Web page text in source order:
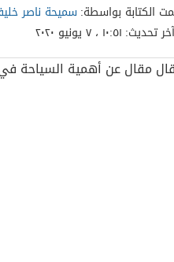
الكتابة بواسطة:سميحة ناصر
آخر تحديث: ١٠:٥١ ، ٧ يونيو ٢٠٢٠